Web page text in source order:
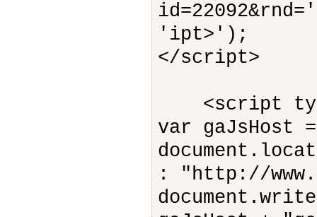
'ipt>');
</script>
<script
var gaJsHost
: "http://